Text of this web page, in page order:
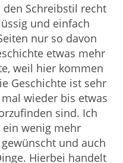
Schreibstil recht
und einfach
nur so davon
etwas mehr
weil hier kommen
Geschichte ist sehr
wieder bis etwas
sind. Ich
wenig mehr
und auch
Hierbei handelt